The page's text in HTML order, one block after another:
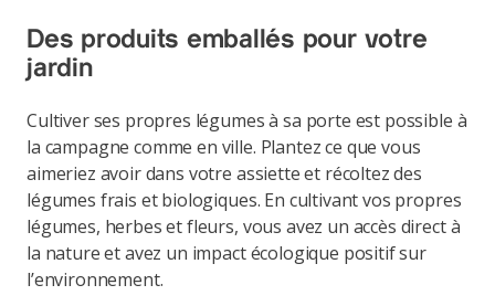
Des produits emballés pour votre
jardin
Cultiver ses propres légumes à sa porte est possible à
la campagne comme en ville. Plantez ce que vous
aimeriez avoir dans votre assiette et récoltez des
légumes frais et biologiques. En cultivant vos propres
légumes, herbes et fleurs, vous avez un accès direct à
la nature et avez un impact écologique positif sur
l’environnement.